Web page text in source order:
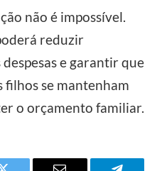
não é impossível.
reduzir
e garantir que
filhos se mantenham
o orçamento familiar.